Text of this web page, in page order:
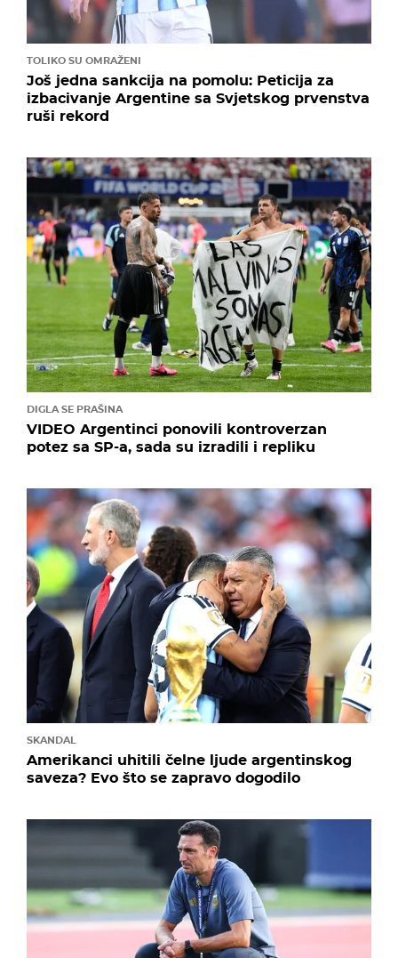
TOLIKO SU OMRAŽENI
Još jedna sankcija na pomolu: Peticija za
izbacivanje Argentine sa Svjetskog prvenstva
ruši rekord
DIGLA SE PRAŠINA
VIDEO Argentinci ponovili kontroverzan
potez sa SP-a, sada su izradili i repliku
SKANDAL
Amerikanci uhitili čelne ljude argentinskog
saveza? Evo što se zapravo dogodilo